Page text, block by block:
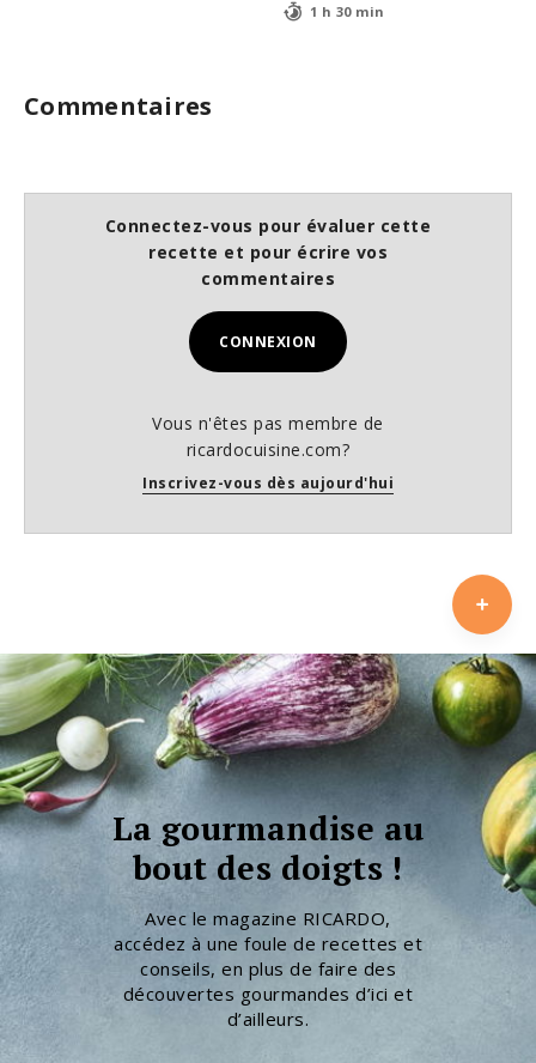
1 h 30 min
Commentaires
Connectez-vous pour évaluer cette
recette et pour écrire vos
commentaires
CONNEXION
Vous n'êtes pas membre de
ricardocuisine.com?
Inscrivez-vous dès aujourd'hui
La gourmandise au
bout des doigts !
Avec le magazine RICARDO,
accédez à une foule de recettes et
conseils, en plus de faire des
découvertes gourmandes d’ici et
d’ailleurs.